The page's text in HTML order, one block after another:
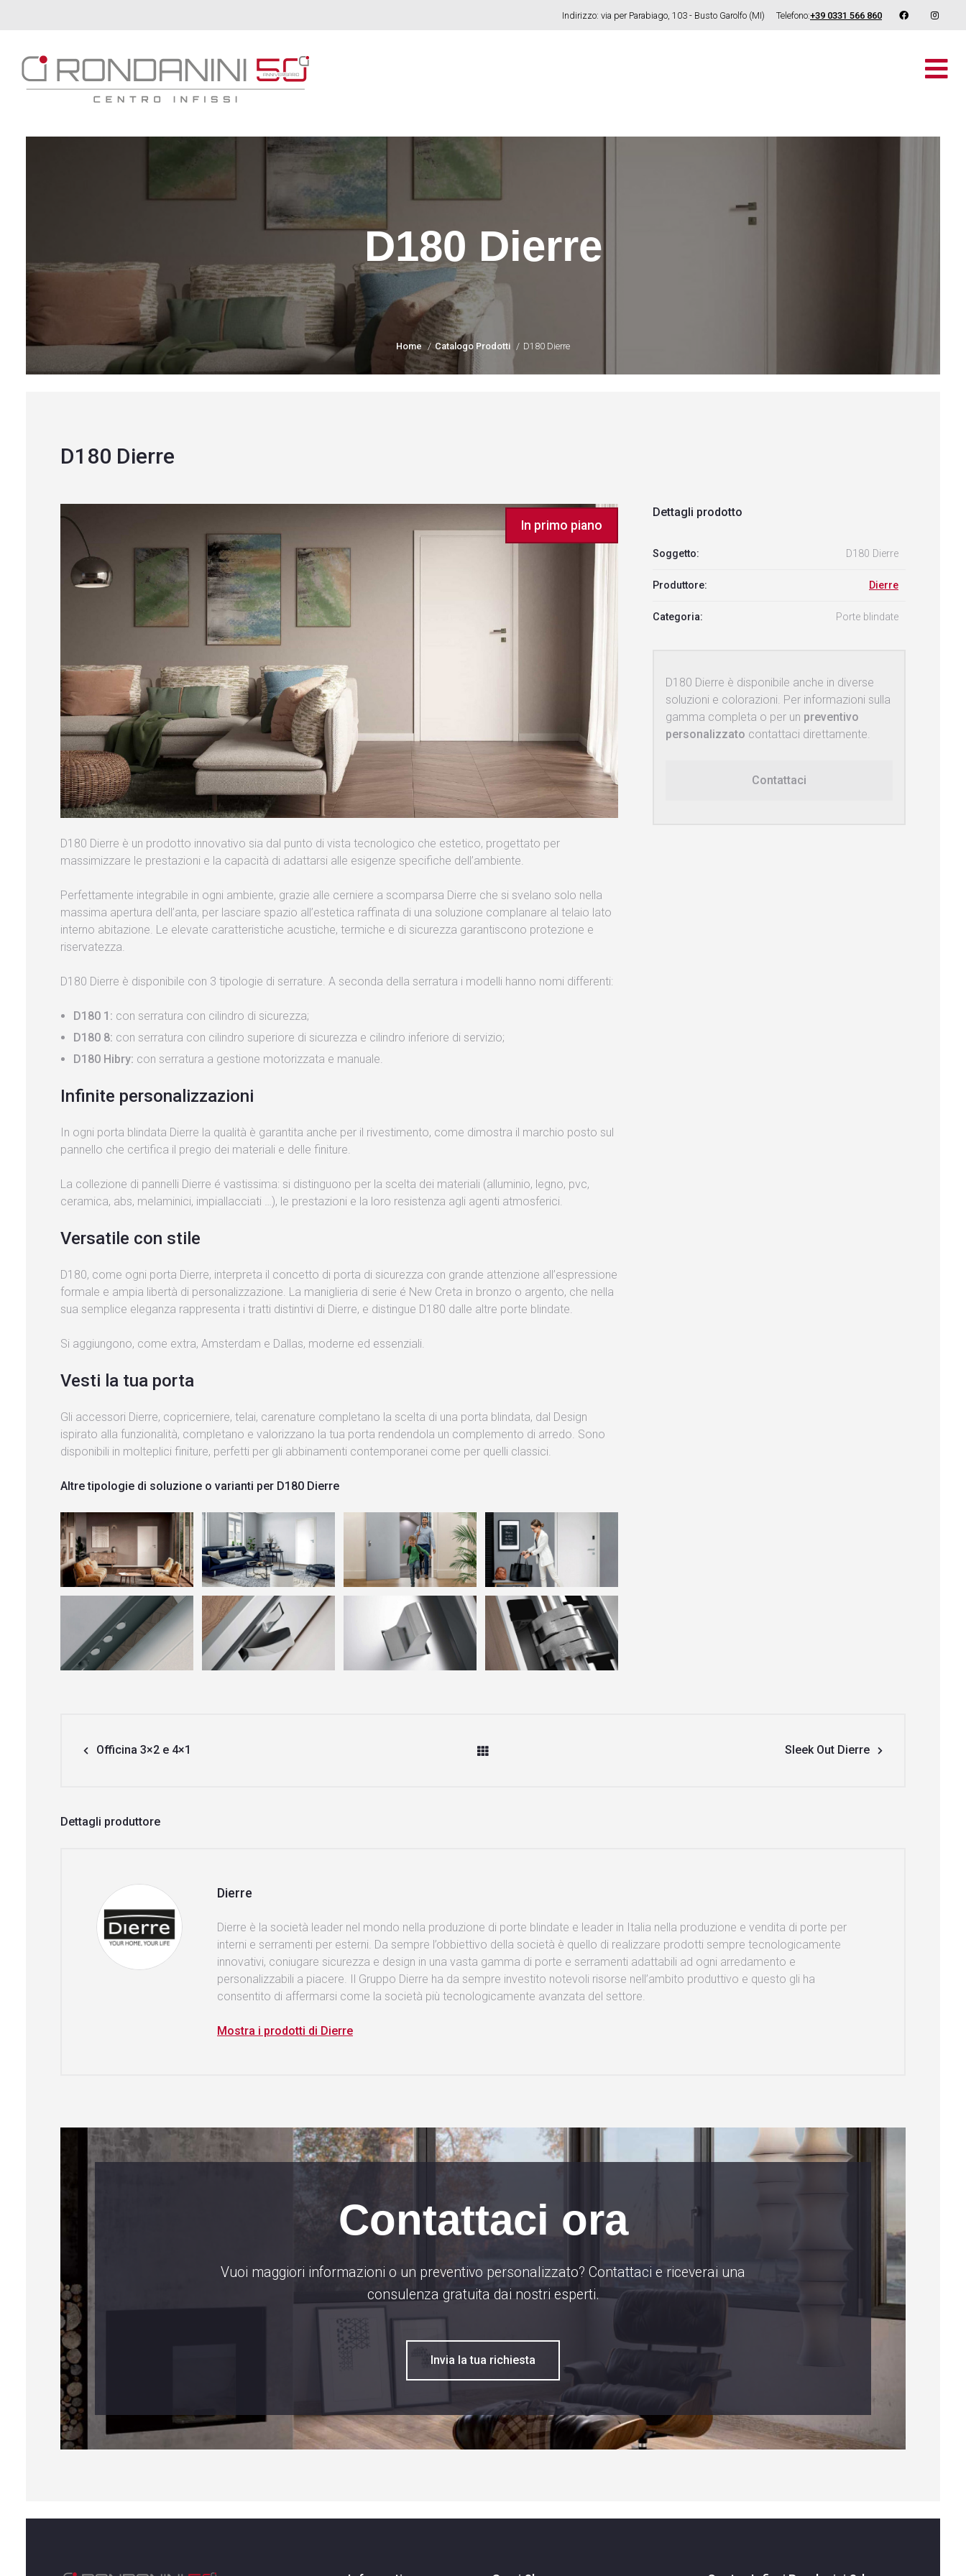
Indirizzo: via per Parabiago, 103 - Busto Garolfo (MI) Telefono:+39 0331 566 860
Brand
Catalogo
Chi Siamo
Blog
D180 Dierre
Home Catalogo Prodotti D180 Dierre
D180 Dierre
In primo piano
D180 Dierre è un prodotto innovativo sia dal punto di vista tecnologico che estetico, progettato per
massimizzare le prestazioni e la capacità di adattarsi alle esigenze specifiche dell’ambiente.
Perfettamente integrabile in ogni ambiente, grazie alle cerniere a scomparsa Dierre che si svelano solo nella
massima apertura dell’anta, per lasciare spazio all’estetica raffinata di una soluzione complanare al telaio lato
interno abitazione. Le elevate caratteristiche acustiche, termiche e di sicurezza garantiscono protezione e
riservatezza.
D180 Dierre è disponibile con 3 tipologie di serrature. A seconda della serratura i modelli hanno nomi differenti:
D180 1: con serratura con cilindro di sicurezza;
D180 8: con serratura con cilindro superiore di sicurezza e cilindro inferiore di servizio;
D180 Hibry: con serratura a gestione motorizzata e manuale.
Infinite personalizzazioni
In ogni porta blindata Dierre la qualità è garantita anche per il rivestimento, come dimostra il marchio posto sul
pannello che certifica il pregio dei materiali e delle finiture.
La collezione di pannelli Dierre é vastissima: si distinguono per la scelta dei materiali (alluminio, legno, pvc,
ceramica, abs, melaminici, impiallacciati …), le prestazioni e la loro resistenza agli agenti atmosferici.
Versatile con stile
D180, come ogni porta Dierre, interpreta il concetto di porta di sicurezza con grande attenzione all’espressione
formale e ampia libertà di personalizzazione. La maniglieria di serie é New Creta in bronzo o argento, che nella
sua semplice eleganza rappresenta i tratti distintivi di Dierre, e distingue D180 dalle altre porte blindate.
Si aggiungono, come extra, Amsterdam e Dallas, moderne ed essenziali.
Vesti la tua porta
Gli accessori Dierre, copricerniere, telai, carenature completano la scelta di una porta blindata, dal Design
ispirato alla funzionalità, completano e valorizzano la tua porta rendendola un complemento di arredo. Sono
disponibili in molteplici finiture, perfetti per gli abbinamenti contemporanei come per quelli classici.
Altre tipologie di soluzione o varianti per D180 Dierre
Dettagli prodotto
Soggetto: D180 Dierre
Produttore: Dierre
Categoria: Porte blindate
D180 Dierre è disponibile anche in diverse
soluzioni e colorazioni. Per informazioni sulla
gamma completa o per un preventivo
personalizzato contattaci direttamente.
Contattaci
Officina 3×2 e 4×1 Sleek Out Dierre
Dettagli produttore
Dierre
Dierre è la società leader nel mondo nella produzione di porte blindate e leader in Italia nella produzione e vendita di porte per
interni e serramenti per esterni. Da sempre l’obbiettivo della società è quello di realizzare prodotti sempre tecnologicamente
innovativi, coniugare sicurezza e design in una vasta gamma di porte e serramenti adattabili ad ogni arredamento e
personalizzabili a piacere. Il Gruppo Dierre ha da sempre investito notevoli risorse nell’ambito produttivo e questo gli ha
consentito di affermarsi come la società più tecnologicamente avanzata del settore.
Mostra i prodotti di Dierre
Contattaci ora
Vuoi maggiori informazioni o un preventivo personalizzato? Contattaci e riceverai una
consulenza gratuita dai nostri esperti.
Invia la tua richiesta